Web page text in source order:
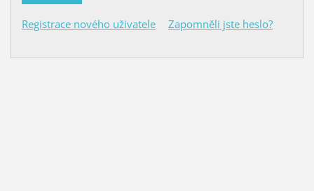
Registrace nového uživatele Zapomněli jste heslo?